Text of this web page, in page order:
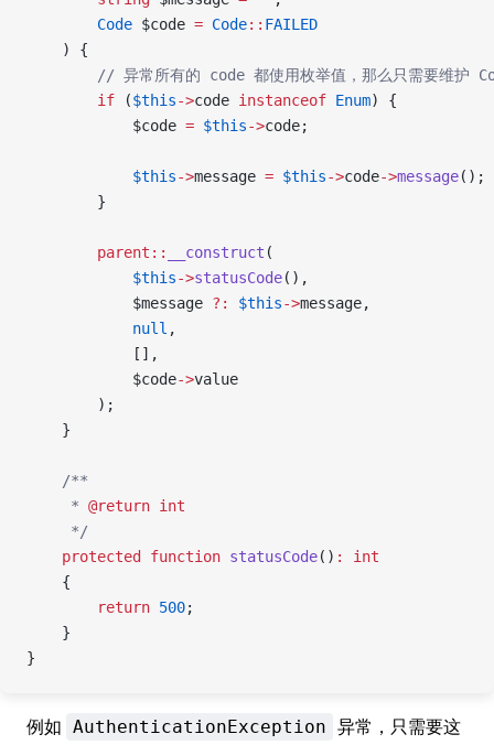
        Code
$code = Code:: FAILED
    ) {
// 异常所有的 code 都使用枚举值，那么只需要维护
        if
($this->code instanceof Enum) {
            $code
= $this->code;
            $this
->message = $this->code->message();
        }
        parent::
__construct (
            $this
->statusCode(),
            $message
?: $this->message,
            null
,
            [],
            $code
->value
        );
    }
    /**
     *
@return int
     */
    protected
function statusCode() :
int
    {
        return
500;
    }
}
例如 AuthenticationException 异常，只需要这